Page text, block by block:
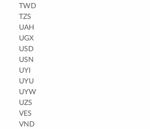
TWD
TZS
UAH
UGX
USD
USN
UYI
UYU
UYW
UZS
VES
VND